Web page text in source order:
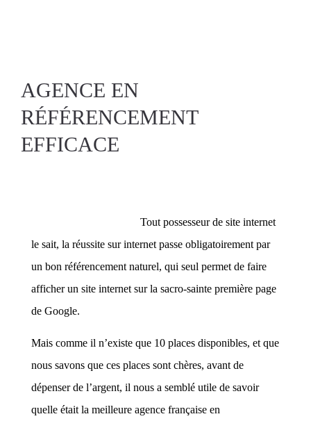
AGENCE EN
RÉFÉRENCEMENT
EFFICACE
Tout possesseur de site internet
le sait, la réussite sur internet passe obligatoirement par
un bon référencement naturel, qui seul permet de faire
afficher un site internet sur la sacro-sainte première page
de Google.
Mais comme il n’existe que 10 places disponibles, et que
nous savons que ces places sont chères, avant de
dépenser de l’argent, il nous a semblé utile de savoir
quelle était la meilleure agence française en